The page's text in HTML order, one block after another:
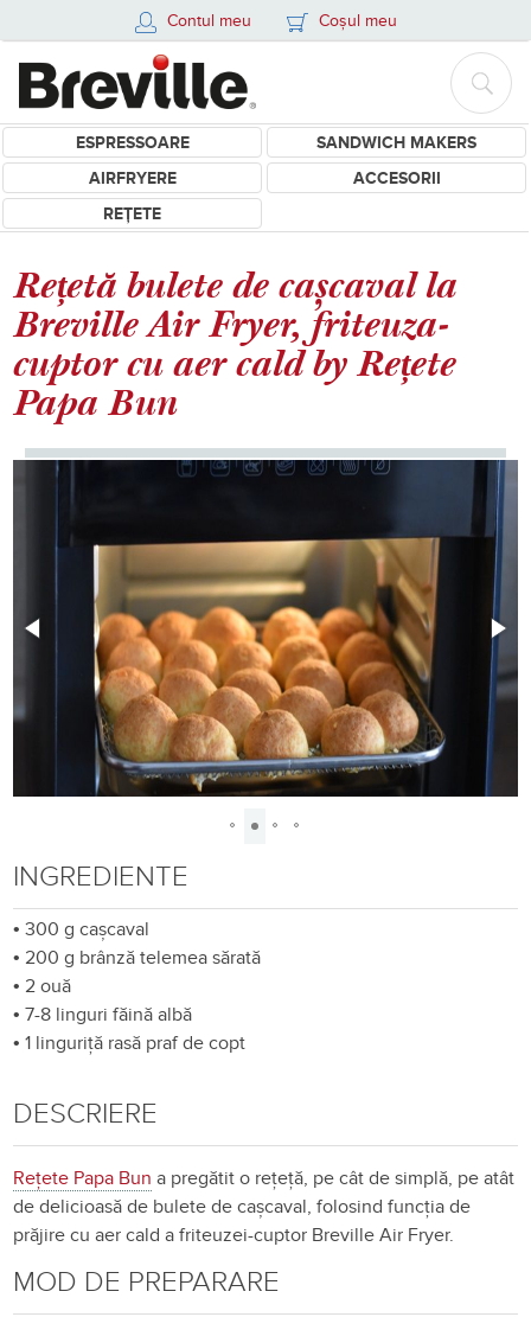
Contul meu Coșul meu
ESPRESSOARE
SANDWICH MAKERS
AIRFRYERE
ACCESORII
REȚETE
Rețetă bulete de cașcaval la
Breville Air Fryer, friteuza-
cuptor cu aer cald by Rețete
Papa Bun
INGREDIENTE
•300 g cașcaval
• 200 g brânză telemea sărată
• 2 ouă
•7-8 linguri făină albă
•1 linguriță rasă praf de copt
DESCRIERE
Rețete Papa Bun a pregătit o rețeță, pe cât de simplă, pe atât
de delicioasă de bulete de cașcaval, folosind funcția de
prăjire cu aer cald a friteuzei-cuptor Breville Air Fryer.
MOD DE PREPARARE